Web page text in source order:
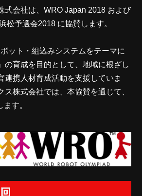
式会社は、WRO Japan 2018 および
松予選会2018 に協賛します。
ット・組込みシステムをテーマに
の育成を目的として、地域に根ざし
連携人材育成活動を支援していま
ス株式会社では、本協賛を通じて、
す。